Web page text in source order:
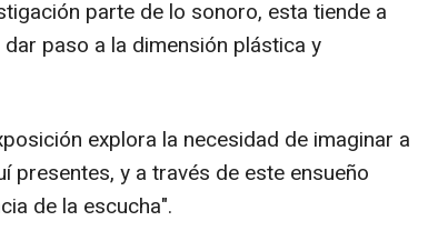
parte de lo sonoro, esta tiende a
paso a la dimensión plástica y
explora la necesidad de imaginar a
presentes, y a través de este ensueño
de la escucha".